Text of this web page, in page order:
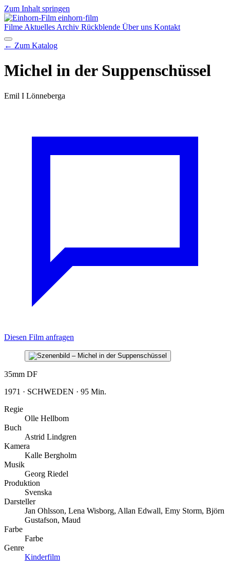
Zum Inhalt springen
einhorn·film
Filme Aktuelles Archiv Rückblende Über uns Kontakt
← Zum Katalog
Michel in der Suppenschüssel
Emil I Lönneberga
Diesen Film anfragen
35mm DF
1971 · SCHWEDEN · 95 Min.
Regie
Olle Hellbom
Buch
Astrid Lindgren
Kamera
Kalle Bergholm
Musik
Georg Riedel
Produktion
Svenska
Darsteller
Jan Ohlsson, Lena Wisborg, Allan Edwall, Emy Storm, Björn
Gustafson, Maud
Farbe
Farbe
Genre
Kinderfilm